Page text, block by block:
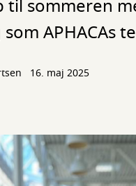
til sommeren
APHACAs
16. maj 2025